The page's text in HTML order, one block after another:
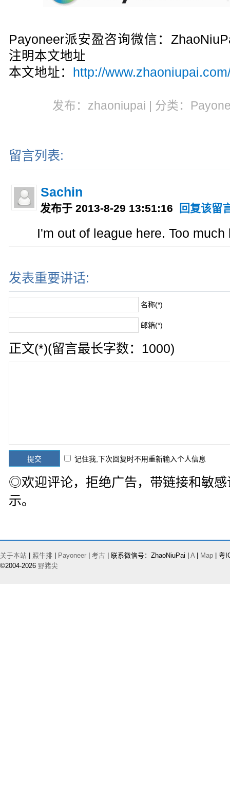
Payoneer派安盈咨询微信：
注明本文地址
本文地址：
http://
发布：zhaoniupai | 分类：
留言列表:
Sachin
发布于 2013-8-29 13:51:16 回复该留
I'm out of league here. Too
发表重要讲话:
名称(*)
邮箱(*)
正文(*)(留言最长字数：1000)
记住我,下次回复时不用重新输入个人信息
◎欢迎评论，拒绝广告，带链接和敏
示。
关于本站 照牛排 Payoneer 考古 | 联系微信号：ZhaoNiuPai | A| Map | 粤
©2004-2026 野猪尖